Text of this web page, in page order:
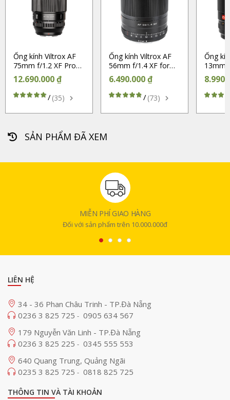
Ống kính Viltrox AF
75mm f/1.2 XF Pro
for Fujifilm X (Chính
hãng)
12.690.000 ₫
/(35)
Ống kính Viltrox AF
56mm f/1.4 XF for
Fujifilm X (Chính
hãng)
6.490.000 ₫
/(73)
Ống
13mm
Fujifilm
hãng)
SẢN PHẨM ĐÃ XEM
MIỄN PHÍ GIAO HÀNG
Đối với sản phẩm trên 10.000.000đ
LIÊN HỆ
34 - 36 Phan Châu Trinh - TP.Đà Nẵng
0236 3 825 725 - 0905 634 567
179 Nguyễn Văn Linh - TP.Đà Nẵng
0236 3 825 225 - 0345 555 553
640 Quang Trung, Quảng Ngãi
0235 3 825 725 - 0818 825 725
THÔNG TIN VÀ TÀI KHOẢN